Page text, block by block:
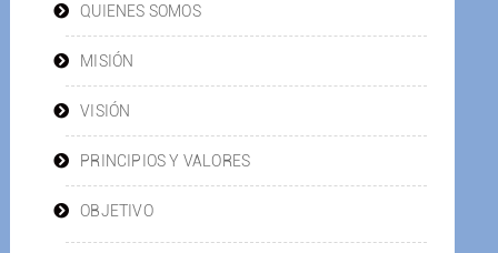
QUIENES SOMOS
MISIÓN
VISIÓN
PRINCIPIOS Y VALORES
OBJETIVO